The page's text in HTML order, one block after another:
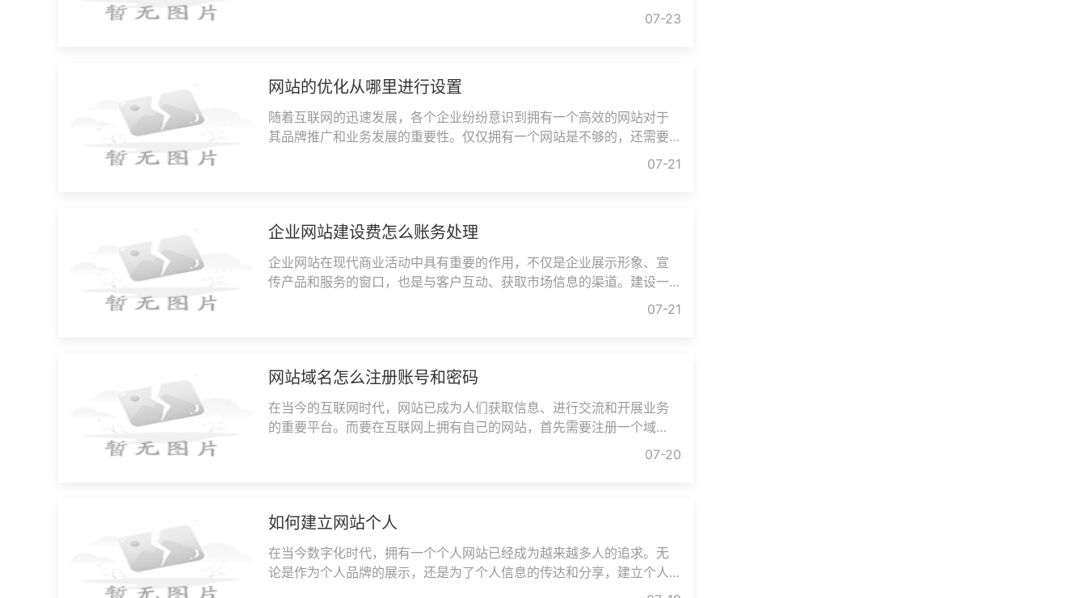
07-23
网站的优化从哪里进行设置
随着互联网的迅速发展，各个企业纷纷意识到拥有一个高效的网站对于
其品牌推广和业务发展的重要性。仅仅拥有一个网站是不够的，还需要
07-21
企业网站建设费怎么账务处理
企业网站在现代商业活动中具有重要的作用，不仅是企业展示形象、宣
传产品和服务的窗口，也是与客户互动、获取市场信息的渠道。建设一
07-21
网站域名怎么注册账号和密码
在当今的互联网时代，网站已成为人们获取信息、进行交流和开展业务
的重要平台。而要在互联网上拥有自己的网站，首先需要注册一个域
07-20
如何建立网站个人
在当今数字化时代，拥有一个个人网站已经成为越来越多人的追求。无
论是作为个人品牌的展示，还是为了个人信息的传达和分享，建立个人